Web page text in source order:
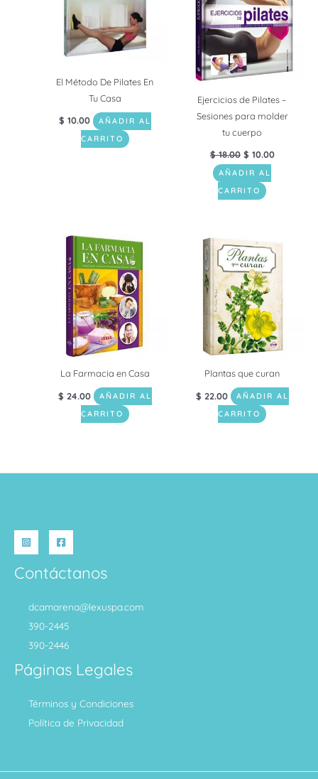
El Método De Pilates En
Tu Casa
$ 10.00
AÑADIR AL
CARRITO
Ejercicios de Pilates –
Sesiones para molder
tu cuerpo
$18.00 $ 10.00
AÑADIR AL
CARRITO
La Farmacia en Casa
$ 24.00
AÑADIR AL
CARRITO
Plantas que curan
$ 22.00
AÑADIR AL
CARRITO
Contáctanos
dcamarena@lexuspa.com
390-2445
390-2446
Páginas Legales
Términos y Condiciones
Política de Privacidad